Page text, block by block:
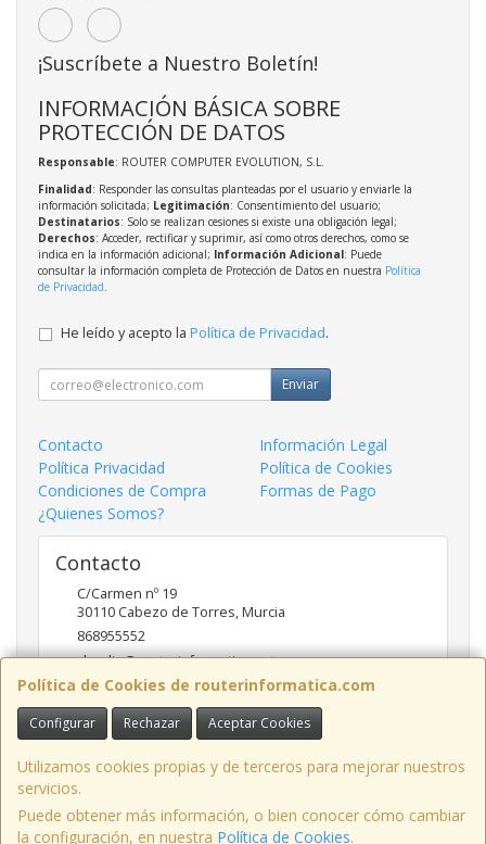
Política de Cookies de routerinformatica.com
Configurar Rechazar Aceptar Cookies
Utilizamos cookies propias y de terceros para mejorar nuestros
servicios.
Puede obtener más información, o bien conocer cómo cambiar
la configuración, en nuestra Política de Cookies.
¡Suscríbete a Nuestro Boletín!
INFORMACIÓN BÁSICA SOBRE
PROTECCIÓN DE DATOS
Responsable: ROUTER COMPUTER EVOLUTION, S.L.
Finalidad: Responder las consultas planteadas por el usuario y enviarle la
información solicitada; Legitimación: Consentimiento del usuario;
Destinatarios: Solo se realizan cesiones si existe una obligación legal;
Derechos: Acceder, rectificar y suprimir, así como otros derechos, como se
indica en la información adicional; Información Adicional: Puede
consultar la información completa de Protección de Datos en nuestra Política
de Privacidad.
He leído y acepto la Política de Privacidad.
Enviar
Contacto
Información Legal
Política Privacidad
Política de Cookies
Condiciones de Compra
Formas de Pago
¿Quienes Somos?
Contacto
C/Carmen nº 19
30110 Cabezo de Torres,Murcia
868955552
claudio@routerinformatica.net
Horario
Lunes a Viernes de 9:00 - 13:45 y 17:00 - 20:30